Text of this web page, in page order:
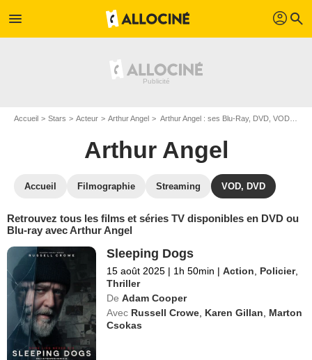
menu profil search
Accueil Stars Acteur Arthur Angel Arthur Angel : ses Blu-Ray, DVD, VOD, SVOD
Arthur Angel
Accueil Filmographie Streaming VOD, DVD
Retrouvez tous les films et séries TV disponibles en DVD ou
Blu-ray avec Arthur Angel
Sleeping Dogs
15 août 2025 | 1h 50min | Action Policier,
Thriller
De Adam Cooper
Avec Russell Crowe Karen Gillan
Marton
Csokas